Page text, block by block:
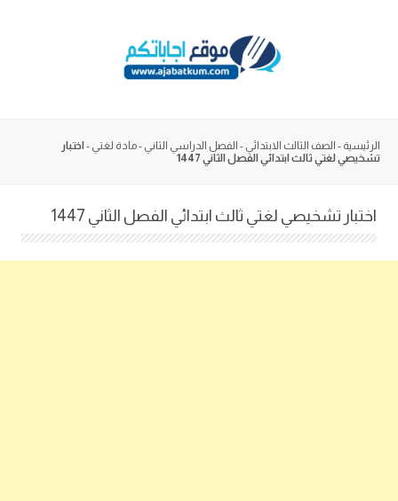
الرئيسية - الصف الثالث الابتدائي - الفصل الدراسي الثاني -مادة لغتي - اختبار
تشخيصي لغتي ثالث ابتدائي الفصل الثاني 1447
اختبار تشخيصي لغتي ثالث ابتدائي الفصل الثاني 1447